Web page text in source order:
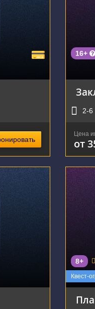
16+
2-6
Цена
от
60
Квест-
8+